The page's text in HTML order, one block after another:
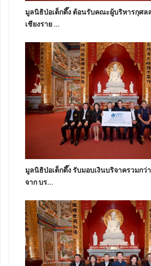
มูลนิธิป่อเต็กตึ๊ง ต้อนรับคณะผู้บริหารกุศล
เชียงราย ...
มูลนิธิป่อเต็กตึ๊ง รับมอบเงินบริจาครวมกว่
จาก บร...